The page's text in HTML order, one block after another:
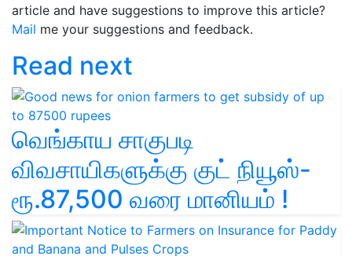
article and have suggestions to improve this article?
Mail me your suggestions and feedback.
Read next
வெங்காய சாகுபடி
விவசாயிகளுக்கு குட் நியூஸ்-
ரூ.87,500 வரை மானியம் !